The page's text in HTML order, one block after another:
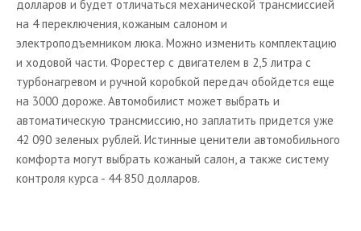
долларов и будет отличаться механической трансмиссией
на 4 переключения, кожаным салоном и
электроподъемником люка. Можно изменить комплектацию
и ходовой части. Форестер с двигателем в 2,5 литра с
турбонагревом и ручной коробкой передач обойдется еще
на 3000 дороже. Автомобилист может выбрать и
автоматическую трансмиссию, но заплатить придется уже
42 090 зеленых рублей. Истинные ценители автомобильного
комфорта могут выбрать кожаный салон, а также систему
контроля курса - 44 850 долларов.